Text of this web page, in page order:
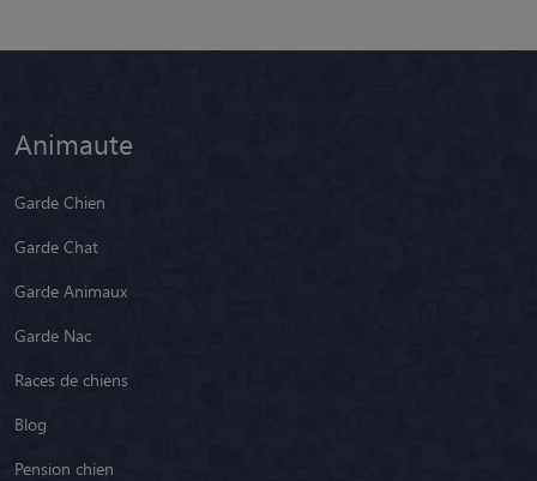
Animaute
Garde Chien
Garde Chat
Garde Animaux
Garde Nac
Races de chiens
Blog
Pension chien